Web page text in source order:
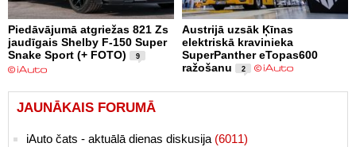
Piedāvājumā atgriežas 821 Zs
jaudīgais Shelby F-150 Super
Snake Sport (+ FOTO)
9
Austrijā uzsāk Ķīnas
elektriskā kravinieka
SuperPanther eTopas600
ražošanu
2
JAUNĀKAIS FORUMĀ
iAuto čats - aktuālā dienas diskusija (6011)